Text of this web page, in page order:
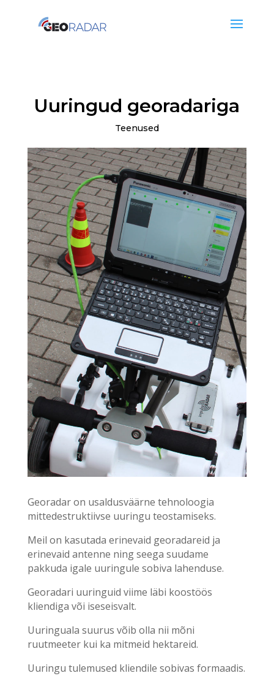
Uuringud georadariga
Teenused
Georadar on usaldusväärne tehnoloogia
mittedestruktiivse uuringu teostamiseks.
Meil on kasutada erinevaid georadareid ja
erinevaid antenne ning seega suudame
pakkuda igale uuringule sobiva lahenduse.
Georadari uuringuid viime läbi koostöös
kliendiga või iseseisvalt.
Uuringuala suurus võib olla nii mõni
ruutmeeter kui ka mitmeid hektareid.
Uuringu tulemused kliendile sobivas formaadis.